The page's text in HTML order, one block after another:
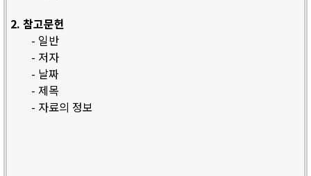
2. 참고문헌
- 일반
- 저자
- 날짜
- 제목
- 자료의 정보